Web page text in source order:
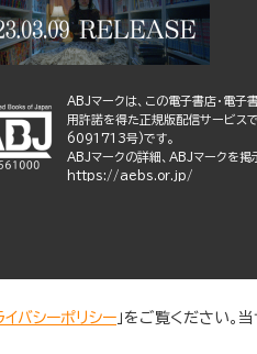
ABJマークは、この電子書店・電子
用許諾を得た正規版配信サービス
6091713号)です。
ABJマークの詳細、ABJマークを掲
https://aebs.or.jp/
イバシーポリシー 」をご覧ください。当